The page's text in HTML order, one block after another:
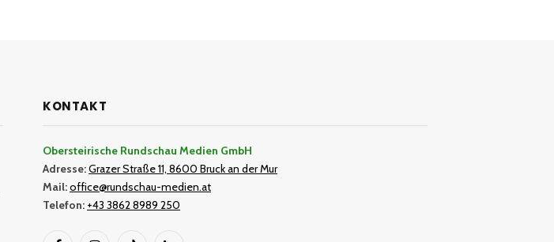
KONTAKT
Obersteirische Rundschau Medien GmbH
Adresse:Grazer Straße 11, 8600 Bruck an der Mur
Mail:office@rundschau-medien.at
Telefon: +43 3862 8989 250